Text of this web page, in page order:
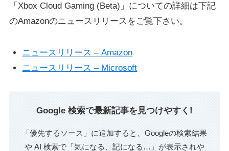
「Xbox Cloud Gaming (Beta)」についての詳細は下記
のAmazonのニュースリリースをご覧下さい。
ニュースリリース – Amazon
ニュースリリース – Microsoft
Google 検索で最新記事を見つけやすく!
「優先するソース」に追加すると、Googleの検索結果
や AI 検索で「気になる、記になる…」が表示されや